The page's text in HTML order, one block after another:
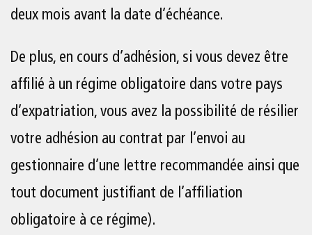
deux mois avant la date d’échéance.
De plus, en cours d’adhésion, si vous devez être
affilié à un régime obligatoire dans votre pays
d’expatriation, vous avez la possibilité de résilier
votre adhésion au contrat par l’envoi au
gestionnaire d’une lettre recommandée ainsi que
tout document justifiant de l’affiliation
obligatoire à ce régime).